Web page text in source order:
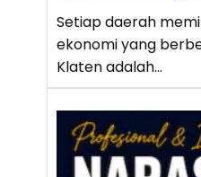
Setiap daerah
ekonomi yang
Klaten adalah…